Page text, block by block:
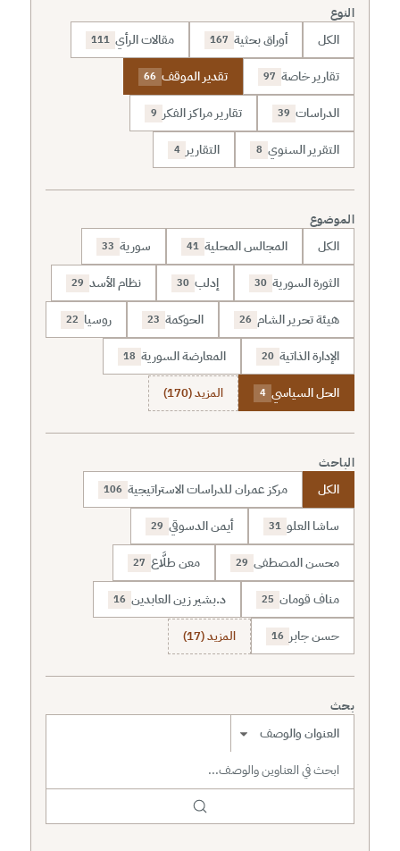
النوع
الكل أوراق بحثية 167 مقالات الرأي 111
تقارير خاصة 97 تقدير الموقف 66
الدراسات 39 تقارير مراكز الفكر 9
التقرير السنوي 8 التقارير 4
الموضوع
الكل المجالس المحلية 41 سورية 33
الثورة السورية 30 إدلب 30 نظام الأسد 29
هيئة تحرير الشام 26 الحوكمة 23 روسيا 22
الإدارة الذاتية 20 المعارضة السورية 18
الحل السياسي 4 المزيد (170)
الباحث
الكل مركز عمران للدراسات الاستراتيجية 106
ساشا العلو 31 أيمن الدسوقي 29
محسن المصطفى 29 معن طلَّاع 27
مناف قومان 25 د.بشير زين العابدين 16
حسن جابر 16 المزيد (17)
بحث
نطاق البحث